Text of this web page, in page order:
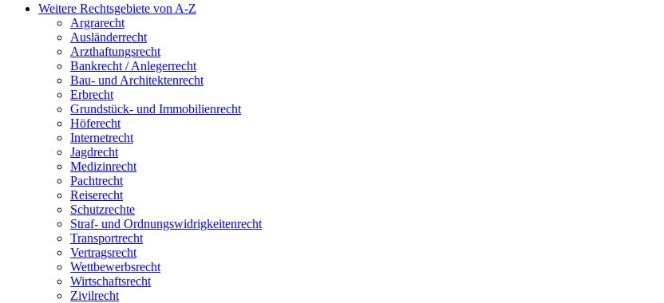
Weitere Rechtsgebiete von A-Z
Argrarecht
Ausländerrecht
Arzthaftungsrecht
Bankrecht / Anlegerrecht
Bau- und Architektenrecht
Erbrecht
Grundstück- und Immobilienrecht
Höferecht
Internetrecht
Jagdrecht
Medizinrecht
Pachtrecht
Reiserecht
Schutzrechte
Straf- und Ordnungswidrigkeitenrecht
Transportrecht
Vertragsrecht
Wettbewerbsrecht
Wirtschaftsrecht
Zivilrecht